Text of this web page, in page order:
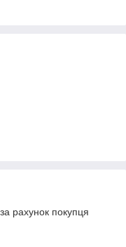
рахунок покупця